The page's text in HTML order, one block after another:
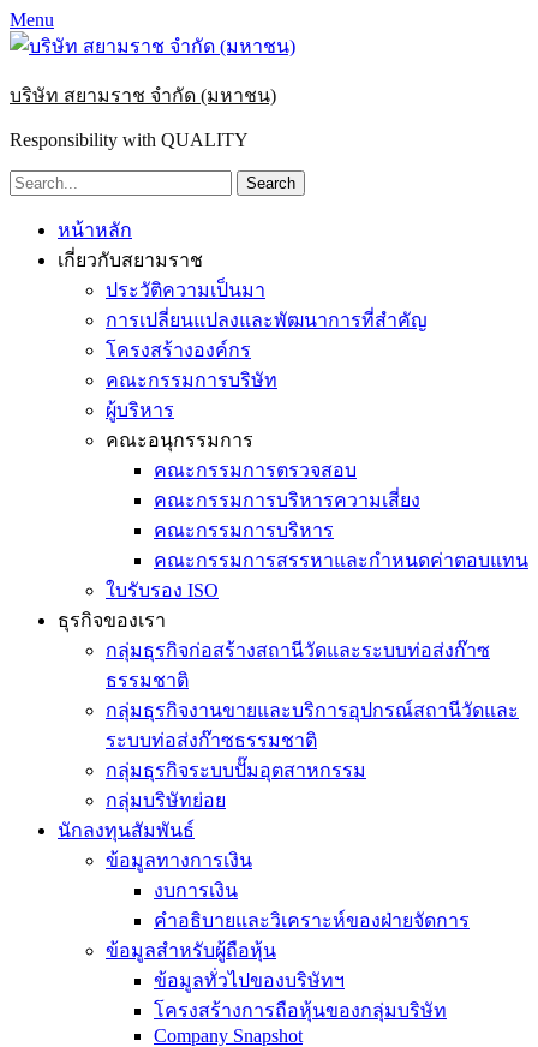
Menu
บริษัท สยามราช จำกัด (มหาชน)
Responsibility with QUALITY
Search
for:
Primary
Menu
Skip
content
หน้าหลัก
เกี่ยวกับสยามราช
ประวัติความเป็นมา
การเปลี่ยนแปลงและพัฒนาการที่สำคัญ
โครงสร้างองค์กร
คณะกรรมการบริษัท
ผู้บริหาร
คณะอนุกรรมการ
คณะกรรมการตรวจสอบ
คณะกรรมการบริหารความเสี่ยง
คณะกรรมการบริหาร
คณะกรรมการสรรหาและกำหนดค่าตอบแทน
ใบรับรอง ISO
ธุรกิจของเรา
กลุ่มธุรกิจก่อสร้างสถานีวัดและระบบท่อส่งก๊าซ
ธรรมชาติ
กลุ่มธุรกิจงานขายและบริการอุปกรณ์สถานีวัดและ
ระบบท่อส่งก๊าซธรรมชาติ
กลุ่มธุรกิจระบบปั๊มอุตสาหกรรม
กลุ่มบริษัทย่อย
นักลงทุนสัมพันธ์
ข้อมูลทางการเงิน
งบการเงิน
คำอธิบายและวิเคราะห์ของฝ่ายจัดการ
ข้อมูลสำหรับผู้ถือหุ้น
ข้อมูลทั่วไปของบริษัทฯ
โครงสร้างการถือหุ้นของกลุ่มบริษัท
Company Snapshot